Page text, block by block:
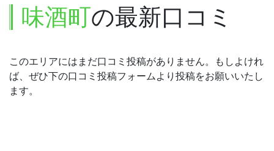
味酒町の最新口コミ
このエリアにはまだ口コミ投稿がありません。もしよけれ
ば、ぜひ下の口コミ投稿フォームより投稿をお願いいたし
ます。